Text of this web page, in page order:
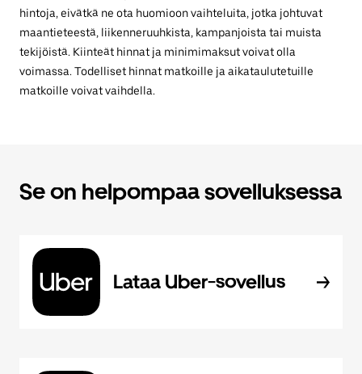
hintoja, eivätkä ne ota huomioon vaihteluita, jotka johtuvat
maantieteestä, liikenneruuhkista, kampanjoista tai muista
tekijöistä. Kiinteät hinnat ja minimimaksut voivat olla
voimassa. Todelliset hinnat matkoille ja aikataulutetuille
matkoille voivat vaihdella.
Se on helpompaa sovelluksessa
Lataa Uber-sovellus